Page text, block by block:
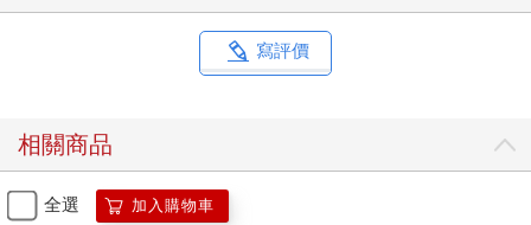
寫評價
相關商品
全選 加入購物車